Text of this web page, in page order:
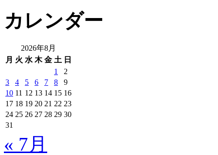
カレンダー
2026年8月
月 火 水 木 金 土 日
1
2
3
4 5 6 7 8
9
10 11 12 13 14 15 16
17 18 19 20 21 22 23
24 25 26 27 28 29 30
31
« 7月